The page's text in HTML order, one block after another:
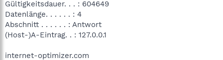
Gültigkeitsdauer. . . : 604649
Datenlänge. . . . . . : 4
Abschnitt . . . . . . : Antwort
(Host-)A-Eintrag. . : 127.0.0.1
internet-optimizer.com